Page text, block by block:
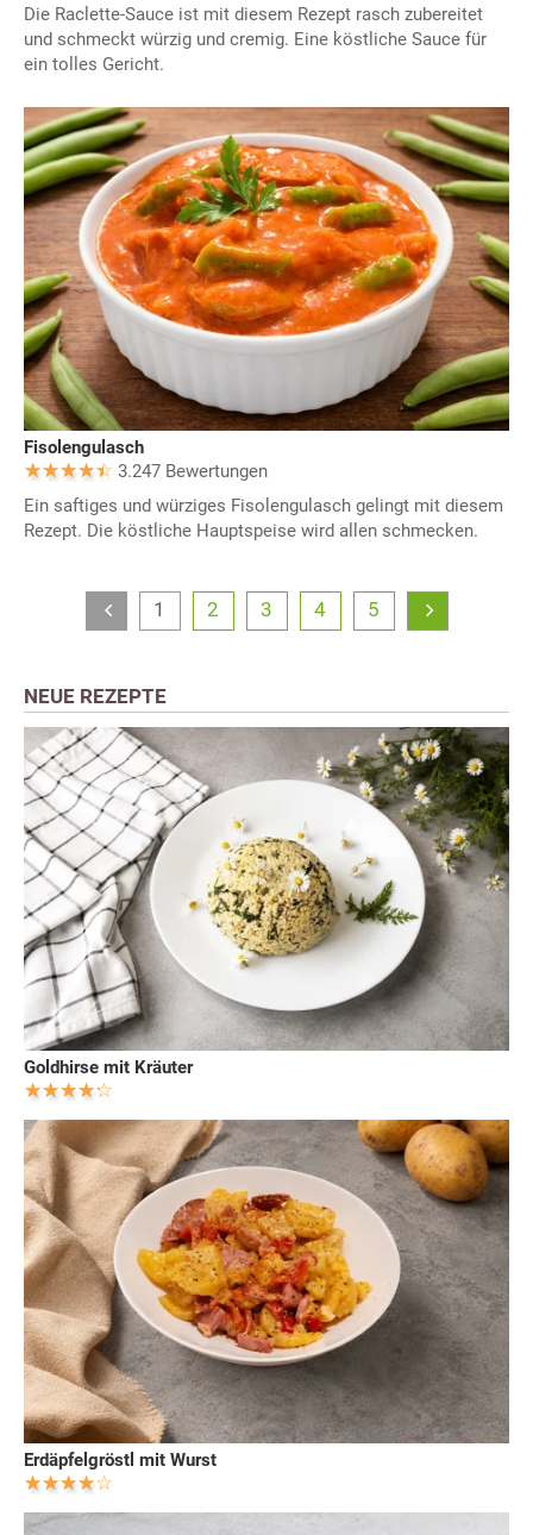
Die Raclette-Sauce ist mit diesem Rezept rasch zubereitet
und schmeckt würzig und cremig. Eine köstliche Sauce für
ein tolles Gericht.
Fisolengulasch
3.247 Bewertungen
Ein saftiges und würziges Fisolengulasch gelingt mit diesem
Rezept. Die köstliche Hauptspeise wird allen schmecken.
1 2 3 4 5
NEUE REZEPTE
Goldhirse mit Kräuter
Erdäpfelgröstl mit Wurst